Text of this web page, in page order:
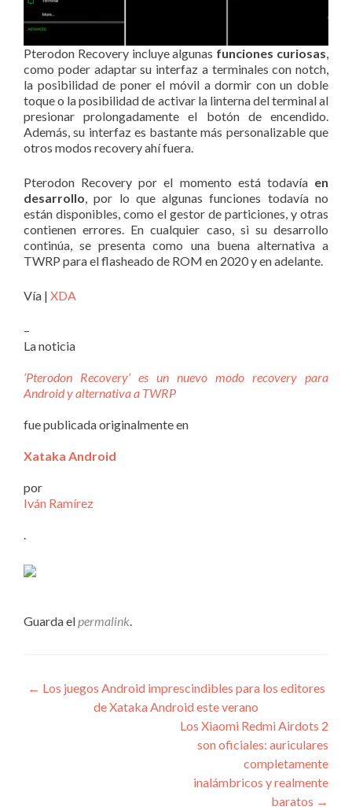
Pterodon Recovery incluye algunas funciones curiosas,
como poder adaptar su interfaz a terminales con notch,
la posibilidad de poner el móvil a dormir con un doble
toque o la posibilidad de activar la linterna del terminal al
presionar prolongadamente el botón de encendido.
Además, su interfaz es bastante más personalizable que
otros modos recovery ahí fuera.
Pterodon Recovery por el momento está todavía en
desarrollo, por lo que algunas funciones todavía no
están disponibles, como el gestor de particiones, y otras
contienen errores. En cualquier caso, si su desarrollo
continúa, se presenta como una buena alternativa a
TWRP para el flasheado de ROM en 2020 y en adelante.
Vía | XDA
–
La noticia
‘Pterodon Recovery’ es un nuevo modo recovery para
Android y alternativa a TWRP
fue publicada originalmente en
Xataka Android
por
Iván Ramírez
.
Guarda elpermalink.
Navegación
← Los juegos Android imprescindibles para los editores
de Xataka Android este verano
Los Xiaomi Redmi Airdots 2
son oficiales: auriculares
completamente
inalámbricos y realmente
baratos →